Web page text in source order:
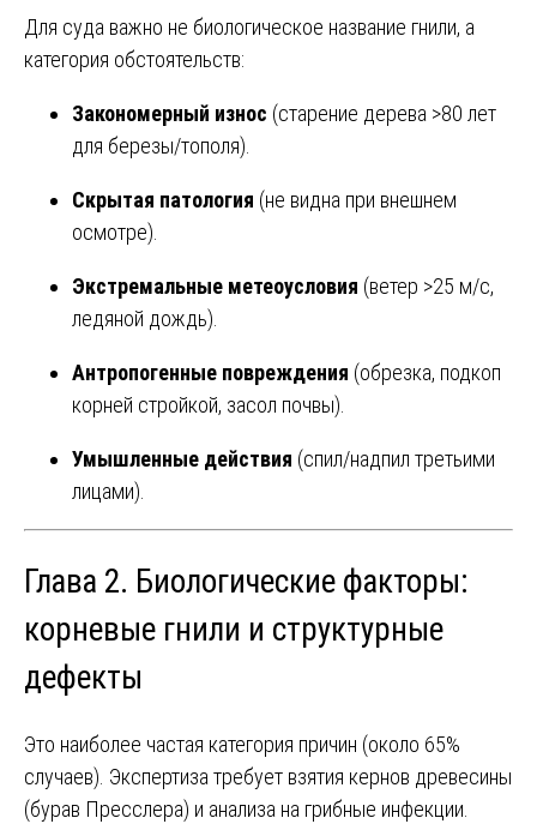
Для суда важно не биологическое название гнили, а
категория обстоятельств:
Закономерный износ (старение дерева >80 лет
для березы/тополя).
Скрытая патология (не видна при внешнем
осмотре).
Экстремальные метеоусловия (ветер >25 м/с,
ледяной дождь).
Антропогенные повреждения (обрезка, подкоп
корней стройкой, засол почвы).
Умышленные действия (спил/надпил третьими
лицами).
Глава 2. Биологические факторы:
корневые гнили и структурные
дефекты
Это наиболее частая категория причин (около 65%
случаев). Экспертиза требует взятия кернов древесины
(бурав Пресслера) и анализа на грибные инфекции.